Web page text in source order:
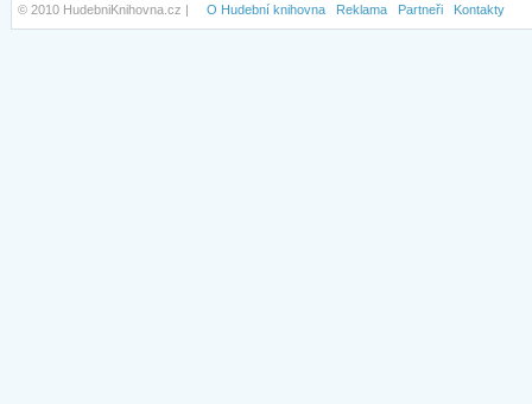
© 2010 HudebniKnihovna.cz | O Hudební knihovna Reklama Partneři Kontakty